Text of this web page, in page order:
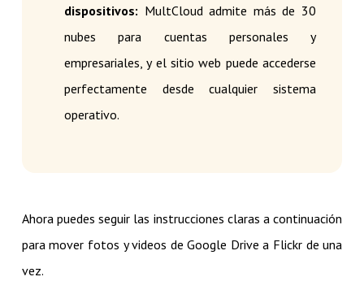
dispositivos: MultCloud admite más de 30
nubes para cuentas personales y
empresariales, y el sitio web puede accederse
perfectamente desde cualquier sistema
operativo.
Ahora puedes seguir las instrucciones claras a continuación
para mover fotos y videos de Google Drive a Flickr de una
vez.